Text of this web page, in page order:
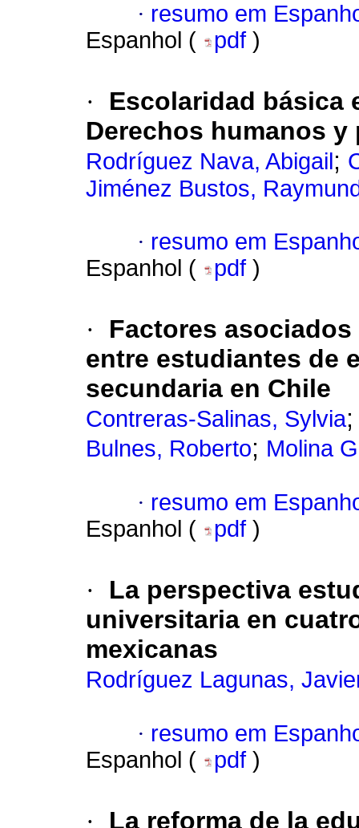
· resumo em
Espanhol (
pdf )
·
Escolaridad básica
Derechos humanos
Rodríguez Nava, Abigail ;
Jiménez Bustos,
· resumo em
Espanhol (
pdf )
·
Factores
entre estudiantes de
secundaria en Chile
Contreras-Salinas, Sylvia
Bulnes, Roberto; Molina
· resumo em
Espanhol (
pdf )
·
La perspectiva
universitaria en
mexicanas
Rodríguez Lagunas,
· resumo em
Espanhol (
pdf )
·
La reforma de la